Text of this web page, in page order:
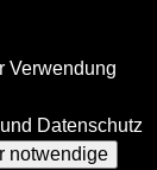
Verwendung
Datenschutz
notwendige